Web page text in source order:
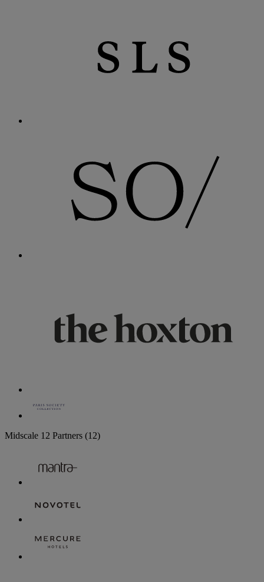
Midscale 12 Partners (12)